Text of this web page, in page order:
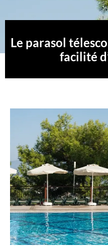
Le parasol
facilité